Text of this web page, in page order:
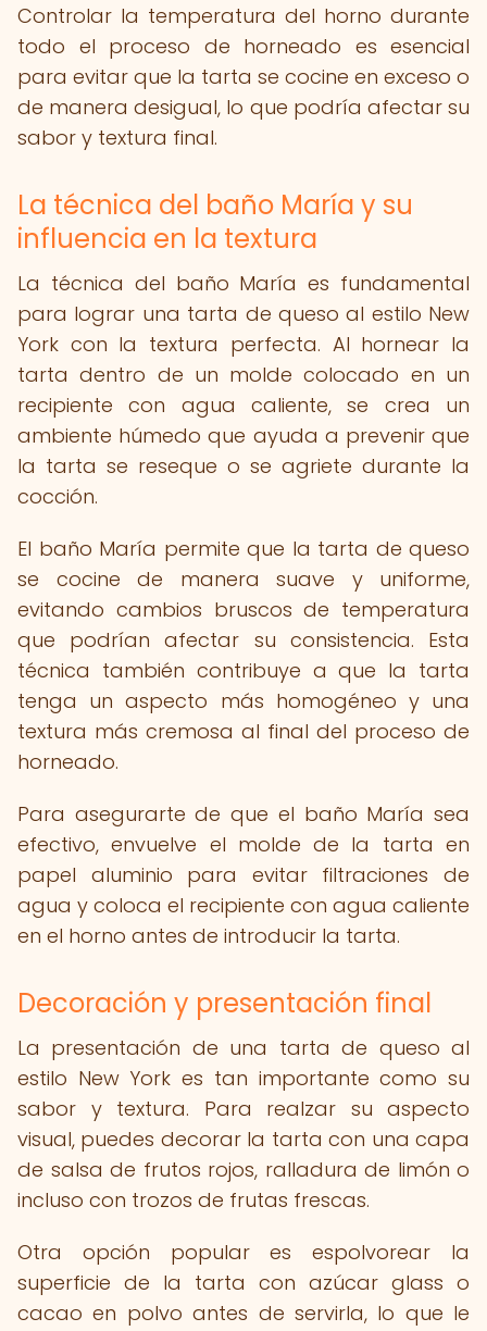
Controlar la temperatura del horno durante
todo el proceso de horneado es esencial
para evitar que la tarta se cocine en exceso o
de manera desigual, lo que podría afectar su
sabor y textura final.
La técnica del baño María y su
influencia en la textura
La técnica del baño María es fundamental
para lograr una tarta de queso al estilo New
York con la textura perfecta. Al hornear la
tarta dentro de un molde colocado en un
recipiente con agua caliente, se crea un
ambiente húmedo que ayuda a prevenir que
la tarta se reseque o se agriete durante la
cocción.
El baño María permite que la tarta de queso
se cocine de manera suave y uniforme,
evitando cambios bruscos de temperatura
que podrían afectar su consistencia. Esta
técnica también contribuye a que la tarta
tenga un aspecto más homogéneo y una
textura más cremosa al final del proceso de
horneado.
Para asegurarte de que el baño María sea
efectivo, envuelve el molde de la tarta en
papel aluminio para evitar filtraciones de
agua y coloca el recipiente con agua caliente
en el horno antes de introducir la tarta.
Decoración y presentación final
La presentación de una tarta de queso al
estilo New York es tan importante como su
sabor y textura. Para realzar su aspecto
visual, puedes decorar la tarta con una capa
de salsa de frutos rojos, ralladura de limón o
incluso con trozos de frutas frescas.
Otra opción popular es espolvorear la
superficie de la tarta con azúcar glass o
cacao en polvo antes de servirla, lo que le